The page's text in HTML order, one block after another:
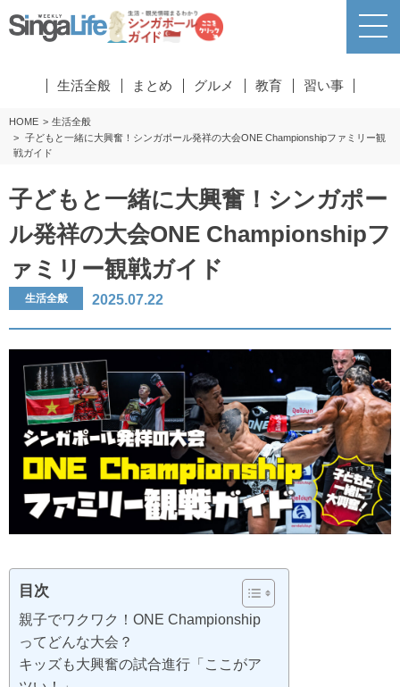
生活全般 まとめ グルメ 教育 習い事
HOME
生活全般
子どもと一緒に大興奮！シンガポール発祥の大会ONE Championshipファミリー観
戦ガイド
子どもと一緒に大興奮！シンガポー
ル発祥の大会ONE Championshipフ
ァミリー観戦ガイド
生活全般 2025.07.22
目次
親子でワクワク！ONE Championship
ってどんな大会？
キッズも大興奮の試合進行「ここがア